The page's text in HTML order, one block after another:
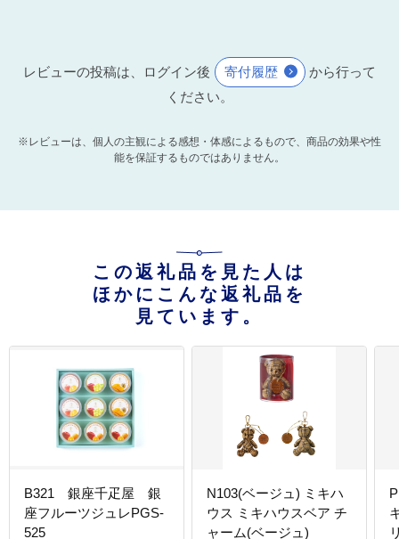
レビューの投稿は、ログイン後 寄付履歴
から行って
ください。
※レビューは、個人の主観による感想・体感によるもので、商品の効果や性
能を保証するものではありません。
この返礼品を見た人は
ほかにこんな返礼品を
見ています。
B321 銀座千疋屋 銀
座フルーツジュレPGS-
525
N103(ベージュ) ミキハ
ウス ミキハウスベア チ
ャーム(ベージュ)